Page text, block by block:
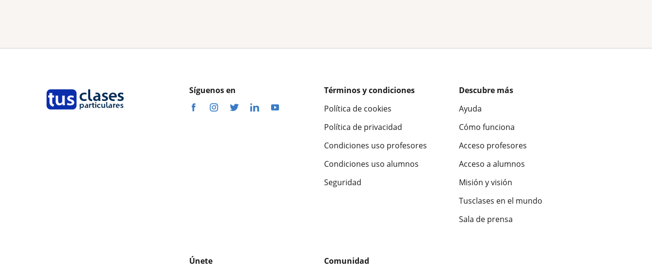
Síguenos en
Términos y condiciones
Política de cookies
Política de privacidad
Condiciones uso profesores
Condiciones uso alumnos
Seguridad
Descubre más
Ayuda
Cómo funciona
Acceso profesores
Acceso a alumnos
Misión y visión
Tusclases en el mundo
Sala de prensa
Únete Comunidad